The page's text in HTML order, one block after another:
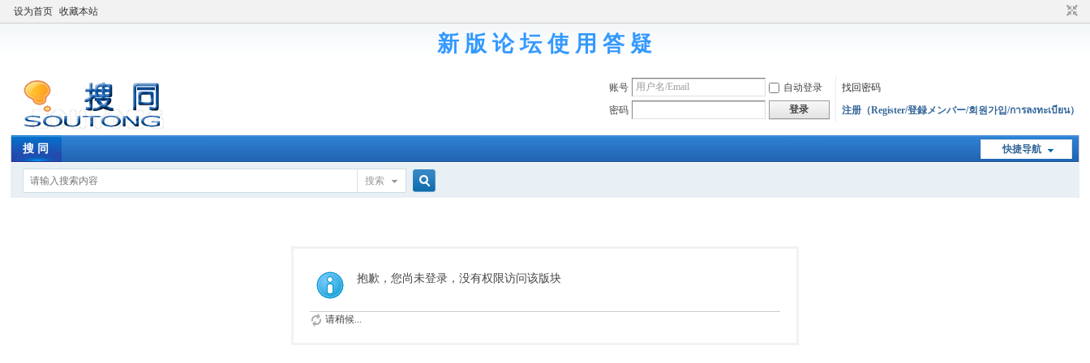
设为首页 收藏本站
新 版 论 坛 使 用 答 疑
账号 自动登录
找回密码
密码
登录 注册（Register/登録メンバー/회원가입/การลงทะเบียน）
快捷导航
搜 同
搜索
索
抱歉，您尚未登录，没有权限访问该版块
请稍候...